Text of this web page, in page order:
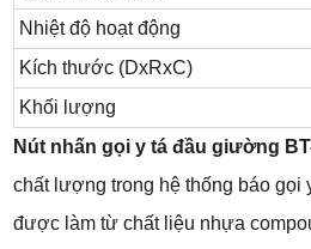
Nhiệt độ hoạt động
Kích thước (DxRxC)
Khối lượng
Nút nhấn gọi y tá đầu giường
chất lượng trong hệ thống báo gọi
được làm từ chất liệu nhựa